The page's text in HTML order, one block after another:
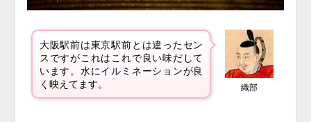
大阪駅前は東京駅前とは違ったセン
スですがこれはこれで良い味だして
います。水にイルミネーションが良
く映えてます。
織部